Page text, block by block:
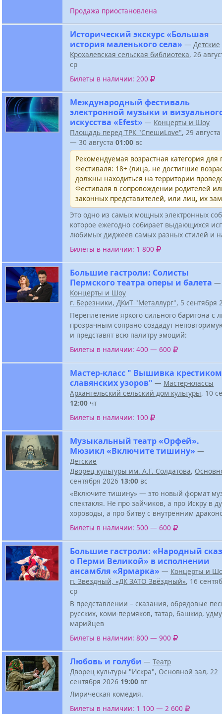
Продажа приостановлена
Исторический экскурс «Большая
история маленького села» — Детские
Крохалевская сельская библиотека, 26
ср
Билеты в наличии: 200
Международный фестиваль
электронной музыки и
искусства «Efest» — Концерты и Шоу
Площадь перед ТРК "СпешиLove", 29
— 30 августа 01:00 вс
Рекомендуемая возрастная категория
Фестиваля: 18+ (лица, не достигшие
должны находиться на территории
Фестиваля в сопровождении родителей
законных представителей, или лиц, их
Это одно из самых мощных электронных
которое ежегодно собирает выдающихся
любимых диджеев самых разных стилей и
Билеты в наличии: 1 800
Большие гастроли: Солисты
Пермского театра оперы и балета —
Концерты и Шоу
г. Березники, ДКиТ "Металлург", 5 сентября
Переплетение яркого сильного баритона с
прозрачным сопрано создадут
и представят всю палитру эмоций:
Билеты в наличии: 400 — 600
Мастер-класс " Вышивка крестиком
славянских узоров" — Мастер-классы
Архангельский сельский дом культуры, 10
12:00 чт
Билеты в наличии: 100
Музыкальный театр «Орфей».
Мюзикл «Включите тишину» —
Детские
Дворец культуры им. А.Г. Солдатова,
сентября 2026 13:00 вс
«Включите тишину» — это новый формат
спектакля. Не про зайчиков, а про Искру в
хороводы, а про битву с внутренним
Билеты в наличии: 500 — 600
Большие гастроли: «Народный сказ
о Перми Великой» в исполнении
ансамбля «Ярмарка» — Концерты и
п. Звездный, «ДК ЗАТО Звёздный», 16
ср
В представлении – сказания, обрядовые
русских, коми-пермяков, татар, башкир,
марийцев
Билеты в наличии: 800 — 900
Любовь и голуби — Театр
Дворец культуры "Искра", Основной зал, 22
сентября 2026 19:00 вт
Лирическая комедия.
Билеты в наличии: 1 100 — 2 600